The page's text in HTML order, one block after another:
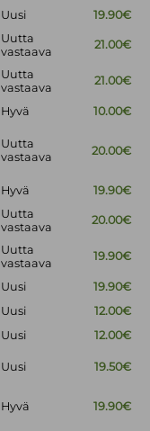
Uusi 19.90€
Uutta
vastaava
21.00€
Uutta
vastaava
21.00€
Hyvä
10.00€
Uutta
vastaava
20.00€
Hyvä 19.90€
Uutta
vastaava
20.00€
Uutta
vastaava
19.90€
Uusi
19.90€
Uusi
12.00€
Uusi
12.00€
Uusi 19.50€
Hyvä 19.90€